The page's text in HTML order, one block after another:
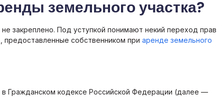
земельного участка?
закреплено. Под уступкой понимают некий переход прав
предоставленные собственником приаренде земельного
Гражданском кодексе Российской Федерации (далее —